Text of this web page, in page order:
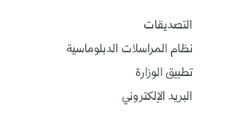
التصديقات
نظام المراسلات الدبلوماسية
تطبيق الوزارة
البريد الإلكتروني